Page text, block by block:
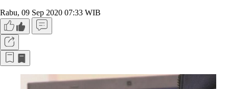
Rabu, 09 Sep 2020 07:33 WIB